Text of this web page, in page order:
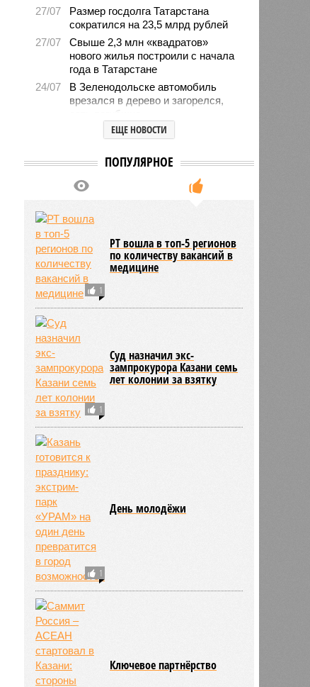
27/07
Размер госдолга Татарстана
сократился на 23,5 млрд рублей
27/07
Свыше 2,3 млн «квадратов»
нового жилья построили с начала
года в Татарстане
24/07
В Зеленодольске автомобиль
врезался в дерево и загорелся,
есть погибшие
В Татарстане средний возраст
23/07
Продажи новых авто
экономкласса в Татарстане
увеличились на 31 процент
ЕЩЕ НОВОСТИ
ПОПУЛЯРНОЕ
1
РТ вошла в топ-5 регионов
по количеству вакансий в
медицине
1
Суд назначил экс-
зампрокурора Казани семь
лет колонии за взятку
1
День молодёжи
Ключевое партнёрство